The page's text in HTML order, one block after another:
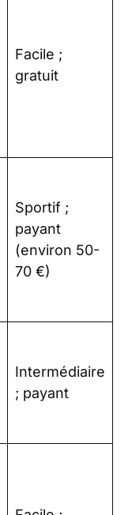
Facile ;
gratuit
Sportif ;
payant
(environ 50-
70 €)
Intermédiaire
; payant